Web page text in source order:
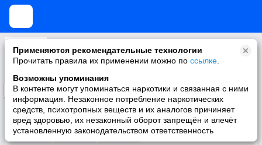
Применяются рекомендательные технологии
Прочитать правила их применении можно по ссылке
Возможны упоминания
В контенте могут упоминаться наркотики и связанная с ними
информация. Незаконное потребление наркотических
средств, психотропных веществ и их аналогов причиняет
вред здоровью, их незаконный оборот запрещён и влечёт
установленную законодательством ответственность
Сеть крупных магазинов ковров в Москве
Подписаться
Участники О группе